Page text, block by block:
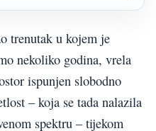
trenutak u kojem je
nekoliko godina, vrela
ispunjen slobodno
– koja se tada nalazila
spektru – tijekom